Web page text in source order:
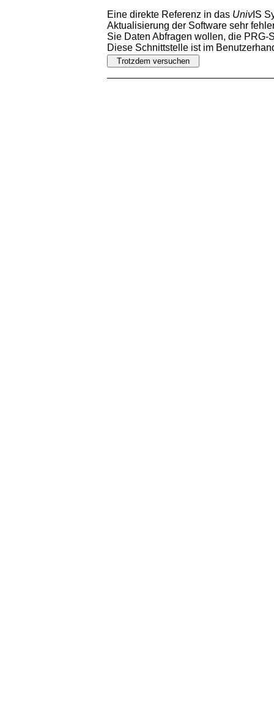
Eine direkte Referenz in das UnivIS
Aktualisierung der Software sehr
Sie Daten Abfragen wollen, die PRG-
Diese Schnittstelle ist im